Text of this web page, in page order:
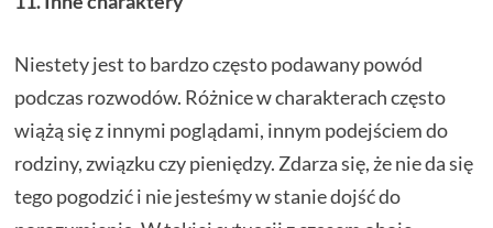
Niestety jest to bardzo często podawany powód
podczas rozwodów. Różnice w charakterach często
wiążą się z innymi poglądami, innym podejściem do
rodziny, związku czy pieniędzy. Zdarza się, że nie da się
tego pogodzić i nie jesteśmy w stanie dojść do